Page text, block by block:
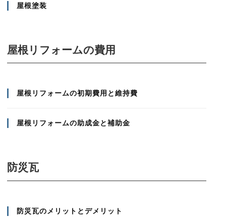
屋根塗装
屋根リフォームの費用
屋根リフォームの初期費用と維持費
屋根リフォームの助成金と補助金
防災瓦
防災瓦のメリットとデメリット